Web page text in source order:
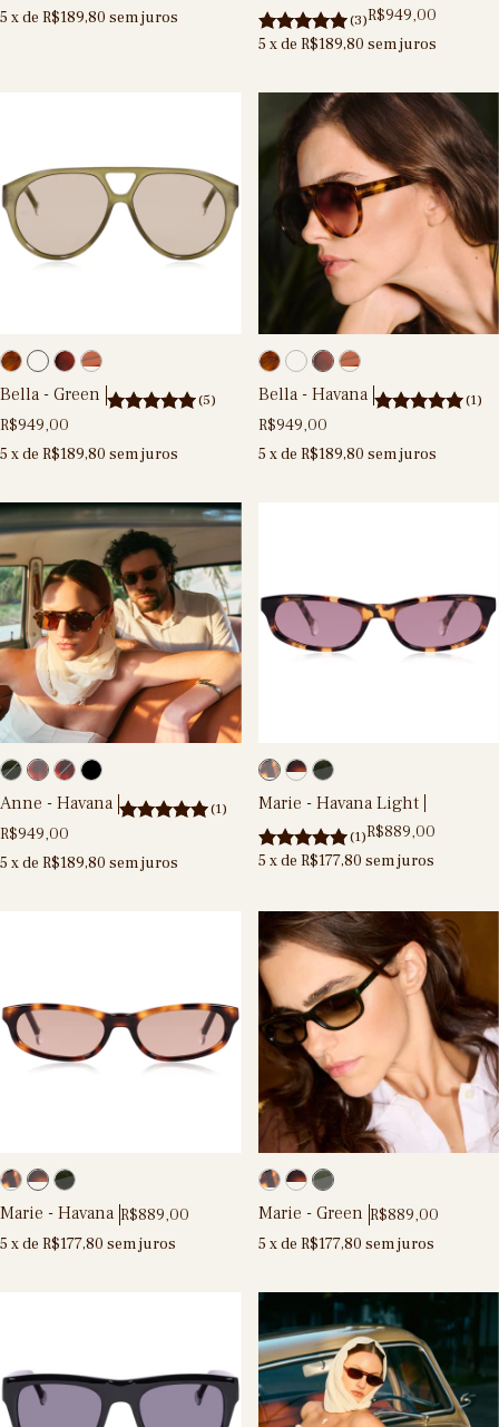
5 x de R$189,80 sem juros (3)R$949,00
5 x de R$189,80 sem juros
Bella - Green (5)
R$949,00
5 x de R$189,80 sem juros
Bella - Havana (1)
R$949,00
5 x de R$189,80 sem juros
Anne - Havana (1)
R$949,00
5 x de R$189,80 sem juros
Marie - Havana Light
(1)R$889,00
5 x de R$177,80 sem juros
Marie - Havana R$889,00
5 x de R$177,80 sem juros
Marie - Green R$889,00
5 x de R$177,80 sem juros